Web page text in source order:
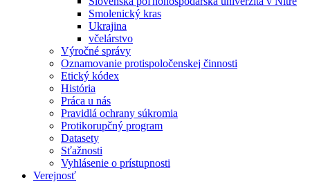
Smolenický kras
Ukrajina
včelárstvo
Výročné správy
Oznamovanie protispoločenskej činnosti
Etický kódex
História
Práca u nás
Pravidlá ochrany súkromia
Protikorupčný program
Datasety
Sťažnosti
Vyhlásenie o prístupnosti
Verejnosť